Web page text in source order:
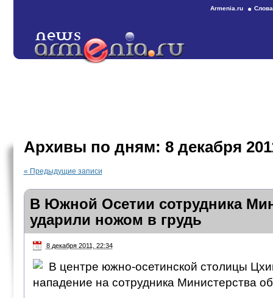
Armenia.ru
Архивы по дням: 8 декабря
« Предыдущие записи
В Южной Осетии сотрудника
ударили ножом в грудь
8 декабря 2011, 22:34
В центре южно-осетинской столицы
нападение на сотрудника Министерства